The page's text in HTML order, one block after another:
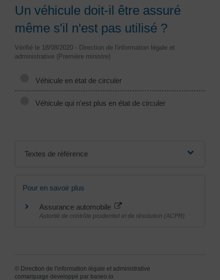
Un véhicule doit-il être assuré
même s'il n'est pas utilisé ?
Vérifié le 18/08/2020 - Direction de l'information légale et
administrative (Première ministre)
Véhicule en état de circuler
Véhicule qui n'est plus en état de circuler
Textes de référence
Pour en savoir plus
Assurance automobile
Autorité de contrôle prudentiel et de résolution (ACPR)
© Direction de l'information légale et administrative
comarquage developpé par baseo.io